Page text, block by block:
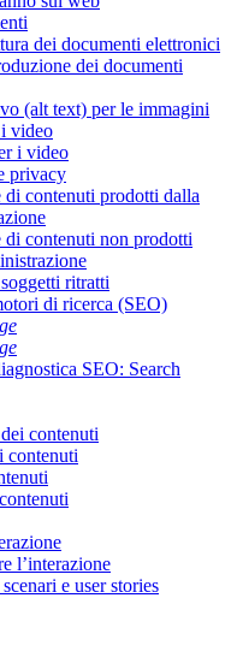
dei documenti elettronici
dei documenti
(alt text) per le immagini
video
i video
privacy
contenuti prodotti dalla
contenuti non prodotti
ritratti
di ricerca (SEO)
SEO: Search
contenuti
contenuti
l’interazione
e user stories